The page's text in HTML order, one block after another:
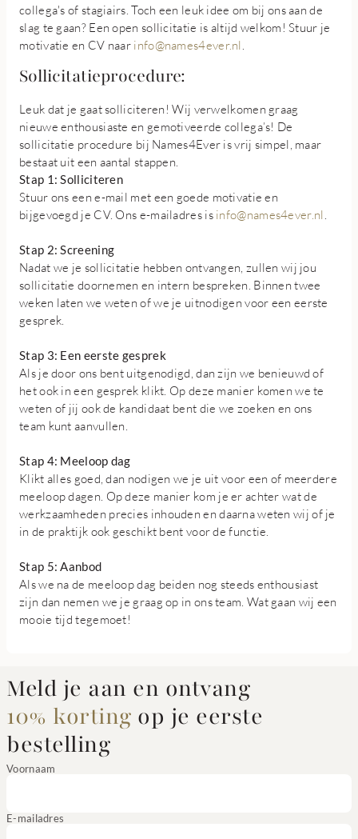
collega's of stagiairs. Toch een leuk idee om bij ons aan de
slag te gaan? Een open sollicitatie is altijd welkom! Stuur je
motivatie en CV naar info@names4ever.nl
Sollicitatieprocedure:
Leuk dat je gaat solliciteren! Wij verwelkomen graag
nieuwe enthousiaste en gemotiveerde collega’s! De
sollicitatie procedure bij Names4Ever is vrij simpel, maar
bestaat uit een aantal stappen.
Stap 1: Solliciteren
Stuur ons een e-mail met een goede motivatie en
bijgevoegd je CV. Ons e-mailadres is info@names4ever.nl
Stap 2: Screening
Nadat we je sollicitatie hebben ontvangen, zullen wij jou
sollicitatie doornemen en intern bespreken. Binnen twee
weken laten we weten of we je uitnodigen voor een eerste
gesprek.
Stap 3: Een eerste gesprek
Als je door ons bent uitgenodigd, dan zijn we benieuwd of
het ook in een gesprek klikt. Op deze manier komen we te
weten of jij ook de kandidaat bent die we zoeken en ons
team kunt aanvullen.
Stap 4: Meeloop dag
Klikt alles goed, dan nodigen we je uit voor een of meerdere
meeloop dagen. Op deze manier kom je er achter wat de
werkzaamheden precies inhouden en daarna weten wij of je
in de praktijk ook geschikt bent voor de functie.
Stap 5: Aanbod
Als we na de meeloop dag beiden nog steeds enthousiast
zijn dan nemen we je graag op in ons team. Wat gaan wij een
mooie tijd tegemoet!
Meld je aan en ontvang
10% korting op je eerste
bestelling
Voornaam
E-mailadres